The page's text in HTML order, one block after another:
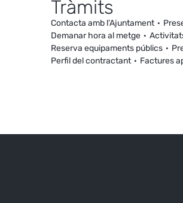
Tràmits
Contacta amb l’Ajuntament
Demanar hora al metge
Reserva equipaments públics
Perfil del contractant
Factures